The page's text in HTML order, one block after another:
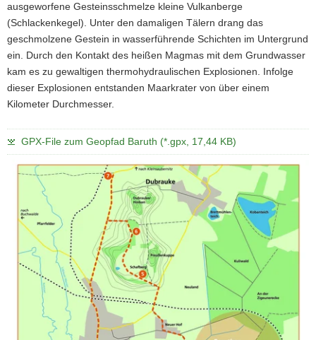
ausgeworfene Gesteinsschmelze kleine Vulkanberge
(Schlackenkegel). Unter den damaligen Tälern drang das
geschmolzene Gestein in wasserführende Schichten im Untergrund
ein. Durch den Kontakt des heißen Magmas mit dem Grundwasser
kam es zu gewaltigen thermohydraulischen Explosionen. Infolge
dieser Explosionen entstanden Maarkrater von über einem
Kilometer Durchmesser.
GPX-File zum Geopfad Baruth (*.gpx, 17,44 KB)